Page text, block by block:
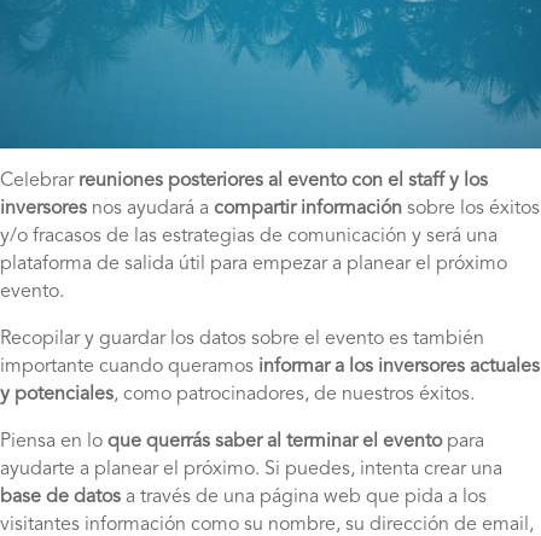
Celebrar reuniones posteriores al evento con el staff y los
inversores nos ayudará a compartir información sobre los éxitos
y/o fracasos de las estrategias de comunicación y será una
plataforma de salida útil para empezar a planear el próximo
evento.
Recopilar y guardar los datos sobre el evento es también
importante cuando queramos informar a los inversores actuales
y potenciales, como patrocinadores, de nuestros éxitos.
Piensa en lo que querrás saber al terminar el eventopara
ayudarte a planear el próximo. Si puedes, intenta crear una
base de datos a través de una página web que pida a los
visitantes información como su nombre, su dirección de email,